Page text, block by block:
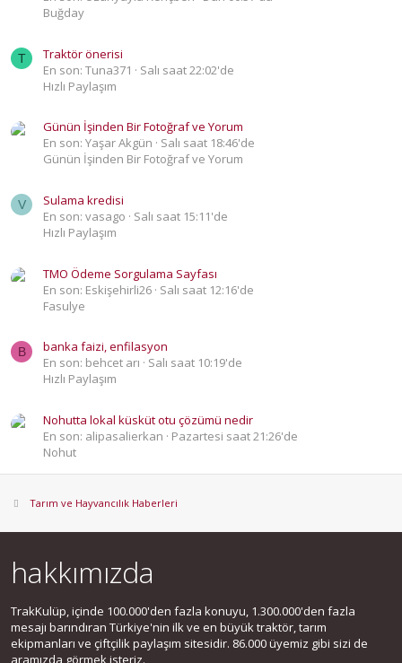
Buğday
T
Traktör önerisi
En son: Tuna371
Salı saat 22:02'de
Hızlı Paylaşım
Günün İşinden Bir Fotoğraf ve Yorum
En son: Yaşar Akgün
Salı saat 18:46'de
Günün İşinden Bir Fotoğraf ve Yorum
V
Sulama kredisi
En son: vasago
Salı saat 15:11'de
Hızlı Paylaşım
TMO Ödeme Sorgulama Sayfası
En son: Eskişehirli26 Salı saat 12:16'de
Fasulye
B
banka faizi, enfilasyon
En son: behcet arı
Salı saat 10:19'de
Hızlı Paylaşım
Nohutta lokal küsküt otu çözümü nedir
En son: alipasalierkan
Pazartesi saat 21:26'de
Nohut
Tarım ve Hayvancılık Haberleri
hakkımızda
TrakKulüp, içinde 100.000'den fazla konuyu, 1.300.000'den fazla
mesajı barındıran Türkiye'nin ilk ve en büyük traktör, tarım
ekipmanları ve çiftçilik paylaşım sitesidir. 86.000 üyemiz gibi sizi de
aramızda görmek isteriz.